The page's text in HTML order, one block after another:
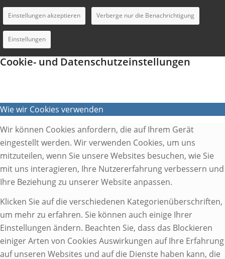
Einstellungen akzeptieren Verberge nur die Benachrichtigung
Einstellungen
Cookie- und Datenschutzeinstellungen
Wie wir Cookies verwenden
Wir können Cookies anfordern, die auf Ihrem Gerät
eingestellt werden. Wir verwenden Cookies, um uns
mitzuteilen, wenn Sie unsere Websites besuchen, wie Sie
mit uns interagieren, Ihre Nutzererfahrung verbessern und
Ihre Beziehung zu unserer Website anpassen.
Klicken Sie auf die verschiedenen Kategorienüberschriften,
um mehr zu erfahren. Sie können auch einige Ihrer
Einstellungen ändern. Beachten Sie, dass das Blockieren
einiger Arten von Cookies Auswirkungen auf Ihre Erfahrung
auf unseren Websites und auf die Dienste haben kann, die